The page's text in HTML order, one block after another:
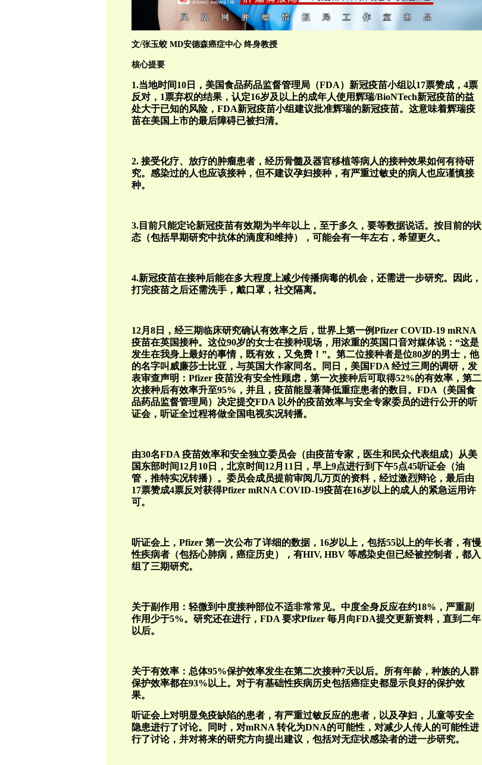
文/张玉蛟 MD安德森癌症中心 终身教授
核心提要
1.当地时间10日，美国食品药品监督管理局（FDA）新冠疫苗小组以17票赞成，4票
反对，1票弃权的结果，认定16岁及以上的成年人使用辉瑞/BioNTech新冠疫苗的益
处大于已知的风险，FDA新冠疫苗小组建议批准辉瑞的新冠疫苗。这意味着辉瑞疫
苗在美国上市的最后障碍已被扫清。
2. 接受化疗、放疗的肿瘤患者，经历骨髓及器官移植等病人的接种效果如何有待研
究。感染过的人也应该接种，但不建议孕妇接种，有严重过敏史的病人也应谨慎接
种。
3.目前只能定论新冠疫苗有效期为半年以上，至于多久，要等数据说话。按目前的状
态（包括早期研究中抗体的滴度和维持），可能会有一年左右，希望更久。
4.新冠疫苗在接种后能在多大程度上减少传播病毒的机会，还需进一步研究。因此，
打完疫苗之后还需洗手，戴口罩，社交隔离。
12月8日，经三期临床研究确认有效率之后，世界上第一例Pfizer COVID-19 mRNA
疫苗在英国接种。这位90岁的女士在接种现场，用浓重的英国口音对媒体说：“这是
发生在我身上最好的事情，既有效，又免费！”。第二位接种者是位80岁的男士，他
的名字叫威廉莎士比亚，与英国大作家同名。同日，美国FDA 经过三周的调研，发
表审查声明：Pfizer 疫苗没有安全性顾虑，第一次接种后可取得52%的有效率，第二
次接种后有效率升至95%，并且，疫苗能显著降低重症患者的数目。FDA（美国食
品药品监督管理局）决定提交FDA 以外的疫苗效率与安全专家委员的进行公开的听
证会，听证全过程将做全国电视实况转播。
由30名FDA 疫苗效率和安全独立委员会（由疫苗专家，医生和民众代表组成）从美
国东部时间12月10日，北京时间12月11日，早上9点进行到下午5点45听证会（油
管，推特实况转播）。委员会成员提前审阅几万页的资料，经过激烈辩论，最后由
17票赞成4票反对获得Pfizer mRNA COVID-19疫苗在16岁以上的成人的紧急运用许
可。
听证会上，Pfizer 第一次公布了详细的数据，16岁以上，包括55以上的年长者，有慢
性疾病者（包括心肺病，癌症历史），有HIV, HBV 等感染史但已经被控制者，都入
组了三期研究。
关于副作用：轻微到中度接种部位不适非常常见。中度全身反应在约18%，严重副
作用少于5%。研究还在进行，FDA 要求Pfizer 毎月向FDA提交更新资料，直到二年
以后。
关于有效率：总体95%保护效率发生在第二次接种7天以后。所有年龄，种族的人群
保护效率都在93%以上。对于有基础性疾病历史包括癌症史都显示良好的保护效
果。
听证会上对明显免疫缺陷的患者，有严重过敏反应的患者，以及孕妇，儿童等安全
隐患进行了讨论。同时，对mRNA 转化为DNA的可能性，对减少人传人的可能性进
行了讨论，并对将来的研究方向提出建议，包括对无症状感染者的进一步研究。